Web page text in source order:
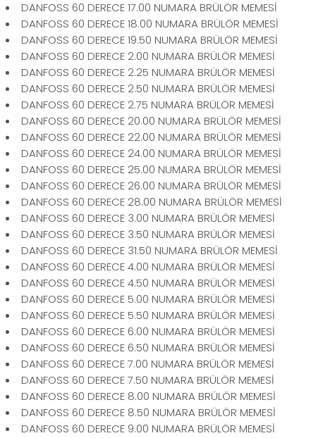
DANFOSS 60 DERECE 17.00 NUMARA BRÜLÖR MEMESİ
DANFOSS 60 DERECE 18.00 NUMARA BRÜLÖR MEMESİ
DANFOSS 60 DERECE 19.50 NUMARA BRÜLÖR MEMESİ
DANFOSS 60 DERECE 2.00 NUMARA BRÜLÖR MEMESİ
DANFOSS 60 DERECE 2.25 NUMARA BRÜLÖR MEMESİ
DANFOSS 60 DERECE 2.50 NUMARA BRÜLÖR MEMESİ
DANFOSS 60 DERECE 2.75 NUMARA BRÜLÖR MEMESİ
DANFOSS 60 DERECE 20.00 NUMARA BRÜLÖR MEMESİ
DANFOSS 60 DERECE 22.00 NUMARA BRÜLÖR MEMESİ
DANFOSS 60 DERECE 24.00 NUMARA BRÜLÖR MEMESİ
DANFOSS 60 DERECE 25.00 NUMARA BRÜLÖR MEMESİ
DANFOSS 60 DERECE 26.00 NUMARA BRÜLÖR MEMESİ
DANFOSS 60 DERECE 28.00 NUMARA BRÜLÖR MEMESİ
DANFOSS 60 DERECE 3.00 NUMARA BRÜLÖR MEMESİ
DANFOSS 60 DERECE 3.50 NUMARA BRÜLÖR MEMESİ
DANFOSS 60 DERECE 31.50 NUMARA BRÜLÖR MEMESİ
DANFOSS 60 DERECE 4.00 NUMARA BRÜLÖR MEMESİ
DANFOSS 60 DERECE 4.50 NUMARA BRÜLÖR MEMESİ
DANFOSS 60 DERECE 5.00 NUMARA BRÜLÖR MEMESİ
DANFOSS 60 DERECE 5.50 NUMARA BRÜLÖR MEMESİ
DANFOSS 60 DERECE 6.00 NUMARA BRÜLÖR MEMESİ
DANFOSS 60 DERECE 6.50 NUMARA BRÜLÖR MEMESİ
DANFOSS 60 DERECE 7.00 NUMARA BRÜLÖR MEMESİ
DANFOSS 60 DERECE 7.50 NUMARA BRÜLÖR MEMESİ
DANFOSS 60 DERECE 8.00 NUMARA BRÜLÖR MEMESİ
DANFOSS 60 DERECE 8.50 NUMARA BRÜLÖR MEMESİ
DANFOSS 60 DERECE 9.00 NUMARA BRÜLÖR MEMESİ